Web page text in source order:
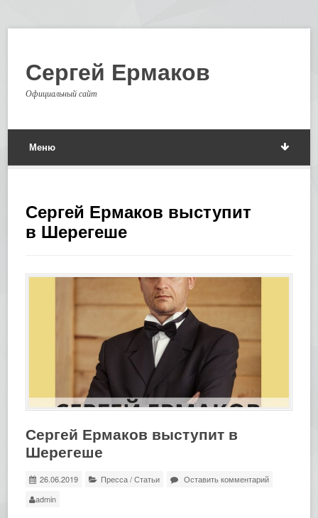
Сергей Ермаков
Официальный сайт
Меню
Сергей Ермаков выступит
в Шерегеше
Сергей Ермаков выступит в
Шерегеше
26.06.2019 Пресса/Статьи
Оставить комментарий
admin